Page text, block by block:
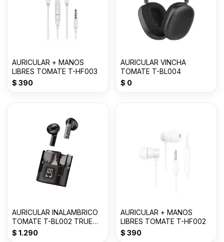
AURICULAR + MANOS
LIBRES TOMATE T-HF003
$ 390
AURICULAR VINCHA
TOMATE T-BL004
$ 0
AURICULAR INALAMBRICO
TOMATE T-BL002 TRUE
WIRELESS
$ 1.290
AURICULAR + MANOS
LIBRES TOMATE T-HF002
$ 390